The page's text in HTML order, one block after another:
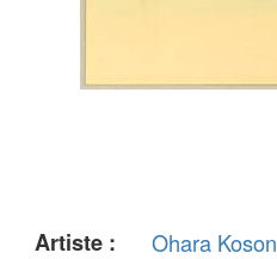
Artiste :
Ohara Koson